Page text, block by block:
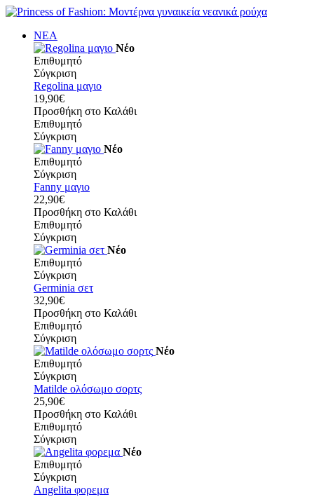
ΝΕΑ
Νέο
Επιθυμητό
Σύγκριση
Regolina μαγιο
19,90€
Προσθήκη στο Καλάθι
Επιθυμητό
Σύγκριση
Νέο
Επιθυμητό
Σύγκριση
Fanny μαγιο
22,90€
Προσθήκη στο Καλάθι
Επιθυμητό
Σύγκριση
Νέο
Επιθυμητό
Σύγκριση
Germinia σετ
32,90€
Προσθήκη στο Καλάθι
Επιθυμητό
Σύγκριση
Νέο
Επιθυμητό
Σύγκριση
Matilde ολόσωμο σορτς
25,90€
Προσθήκη στο Καλάθι
Επιθυμητό
Σύγκριση
Νέο
Επιθυμητό
Σύγκριση
Angelita φορεμα